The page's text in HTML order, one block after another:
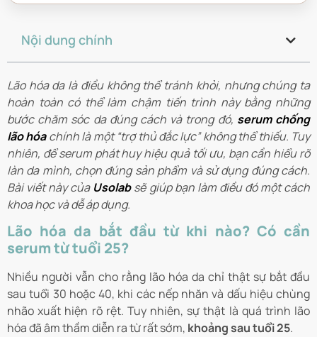
Nội dung chính
Lão hóa da là điều không thể tránh khỏi, nhưng chúng ta
hoàn toàn có thể làm chậm tiến trình này bằng những
bước chăm sóc da đúng cách và trong đó, serum chống
lão hóachính là một “trợ thủ đắc lực” không thể thiếu. Tuy
nhiên, để serum phát huy hiệu quả tối ưu, bạn cần hiểu rõ
làn da mình, chọn đúng sản phẩm và sử dụng đúng cách.
Bài viết này của Usolabsẽ giúp bạn làm điều đó một cách
khoa học và dễ áp dụng.
Lão hóa da bắt đầu từ khi nào? Có cần
serum từ tuổi 25?
Nhiều người vẫn cho rằng lão hóa da chỉ thật sự bắt đầu
sau tuổi 30 hoặc 40, khi các nếp nhăn và dấu hiệu chùng
nhão xuất hiện rõ rệt. Tuy nhiên, sự thật là quá trình lão
hóa đã âm thầm diễn ra từ rất sớm, khoảng sau tuổi 25.